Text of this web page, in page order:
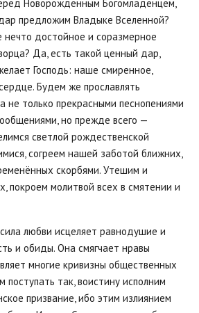
Новорожденным Богомладенцем,
предложим Владыке Вселенной?
достойное и соразмерное
Да, есть такой ценный дар,
Господь: наше смиренное,
Будем же прославлять
не только прекрасными песнопениями
но прежде всего —
светлой рождественской
согреем нашей заботой ближних,
скорбями. Утешим и
молитвой всех в смятении и
любви исцеляет равнодушие и
и обиды. Она смягчает нравы
многие кривизны общественных
так, воистину исполним
призвание, ибо этим излиянием